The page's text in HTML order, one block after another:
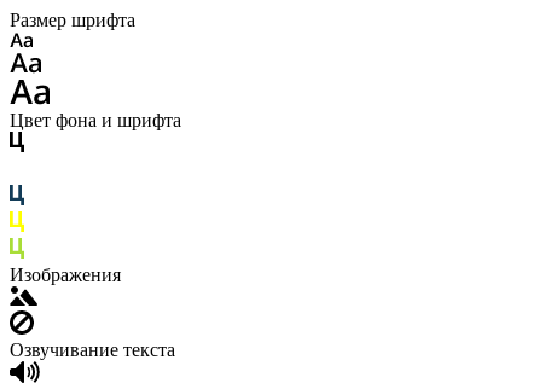
Размер шрифта
Цвет фона и шрифта
Изображения
Озвучивание текста